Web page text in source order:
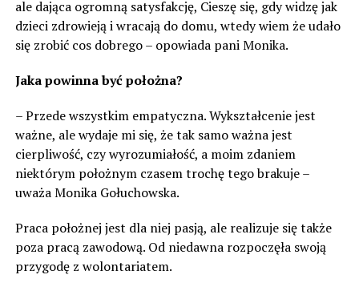
ale dająca ogromną satysfakcję, Cieszę się, gdy widzę jak
dzieci zdrowieją i wracają do domu, wtedy wiem że udało
się zrobić cos dobrego – opowiada pani Monika.
Jaka powinna być położna?
– Przede wszystkim empatyczna. Wykształcenie jest
ważne, ale wydaje mi się, że tak samo ważna jest
cierpliwość, czy wyrozumiałość, a moim zdaniem
niektórym położnym czasem trochę tego brakuje –
uważa Monika Gołuchowska.
Praca położnej jest dla niej pasją, ale realizuje się także
poza pracą zawodową. Od niedawna rozpoczęła swoją
przygodę z wolontariatem.